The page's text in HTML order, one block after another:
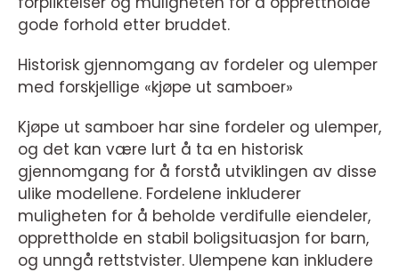
gode forhold etter bruddet.
Historisk gjennomgang av fordeler og ulemper
med forskjellige «kjøpe ut samboer»
Kjøpe ut samboer har sine fordeler og ulemper,
og det kan være lurt å ta en historisk
gjennomgang for å forstå utviklingen av disse
ulike modellene. Fordelene inkluderer
muligheten for å beholde verdifulle eiendeler,
opprettholde en stabil boligsituasjon for barn,
og unngå rettstvister. Ulempene kan inkludere